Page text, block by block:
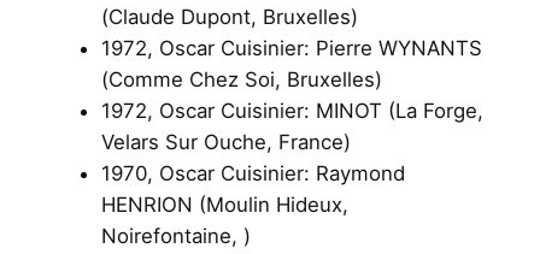
(Claude Dupont, Bruxelles)
1972, Oscar Cuisinier: Pierre WYNANTS
(Comme Chez Soi, Bruxelles)
1972, Oscar Cuisinier: MINOT (La Forge,
Velars Sur Ouche, France)
1970, Oscar Cuisinier: Raymond
HENRION (Moulin Hideux,
Noirefontaine, )